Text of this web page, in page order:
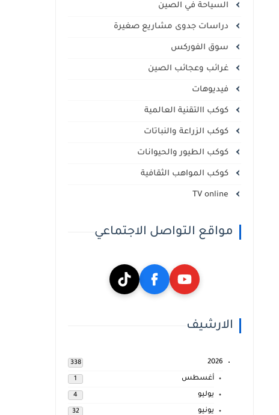
السياحة في الصين
دراسات جدوى مشاريع صغيرة
سوق الفوركس
غرائب وعجائب الصين
فيديوهات
كوكب االتقنية العالمية
كوكب الزراعة والنباتات
كوكب الطيور والحيوانات
كوكب المواهب الثقافية
مواقع التواصل الاجتماعي
الارشيف
2026
338
أغسطس 1
يوليو 4
يونيو 32